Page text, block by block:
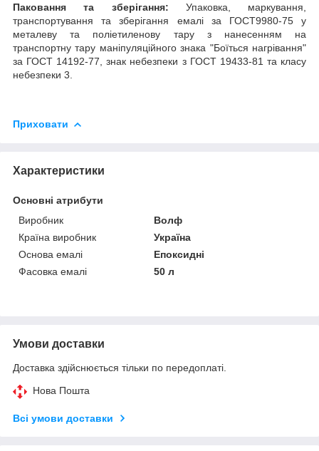
Паковання та зберігання: Упаковка, маркування,
транспортування та зберігання емалі за ГОСТ9980-75 у
металеву та поліетиленову тару з нанесенням на
транспортну тару маніпуляційного знака "Боїться нагрівання"
за ГОСТ 14192-77, знак небезпеки з ГОСТ 19433-81 та класу
небезпеки 3.
Приховати
Характеристики
Основні атрибути
Виробник
Волф
Країна виробник
Україна
Основа емалі
Епоксидні
Фасовка емалі
50 л
Умови доставки
Доставка здійснюється тільки по передоплаті.
Нова Пошта
Всі умови доставки